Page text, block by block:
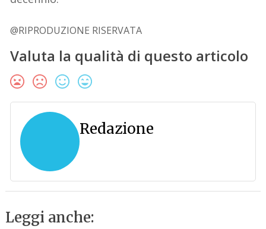
@RIPRODUZIONE RISERVATA
Valuta la qualità di questo articolo
Redazione
Leggi anche: